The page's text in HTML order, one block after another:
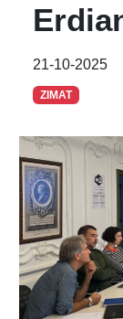
21-10-2025
ZIMAT